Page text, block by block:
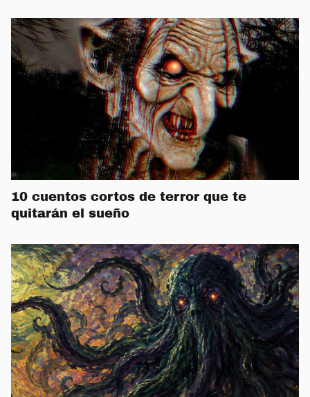
10 cuentos cortos de terror que te
quitarán el sueño